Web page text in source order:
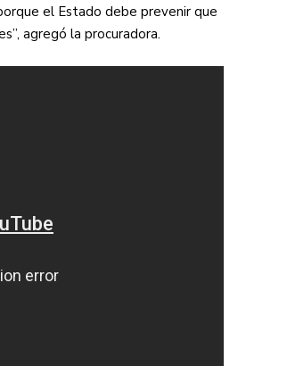
el Estado debe prevenir que
agregó la procuradora.